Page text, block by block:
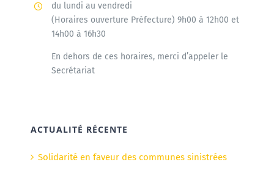
du lundi au vendredi
(Horaires ouverture Préfecture) 9h00 à 12h00 et
14h00 à 16h30
En dehors de ces horaires, merci d’appeler le
Secrétariat
ACTUALITÉ RÉCENTE
Solidarité en faveur des communes sinistrées